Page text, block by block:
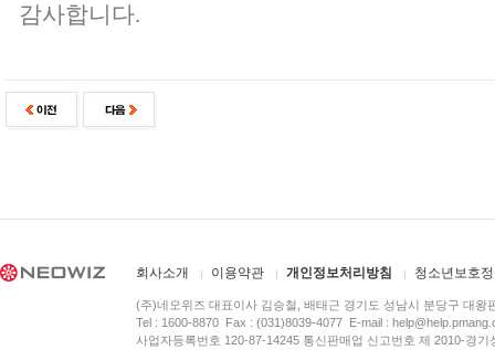
감사합니다.
회사소개 이용약관 개인정보처리방침 청소년보호
(주)네오위즈 대표이사 김승철, 배태근 경기도 성남시 분당구 대왕
Tel : 1600-8870 Fax : (031)8039-4077 E-mail :
사업자등록번호 120-87-14245 통신판매업 신고번호 제 2010-경